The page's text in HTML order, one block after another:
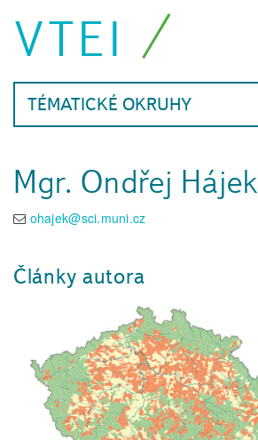
VTEI
TÉMATICKÉ OKRUHY
Mgr. Ondřej Hájek
ohajek@sci.muni.cz
Články autora